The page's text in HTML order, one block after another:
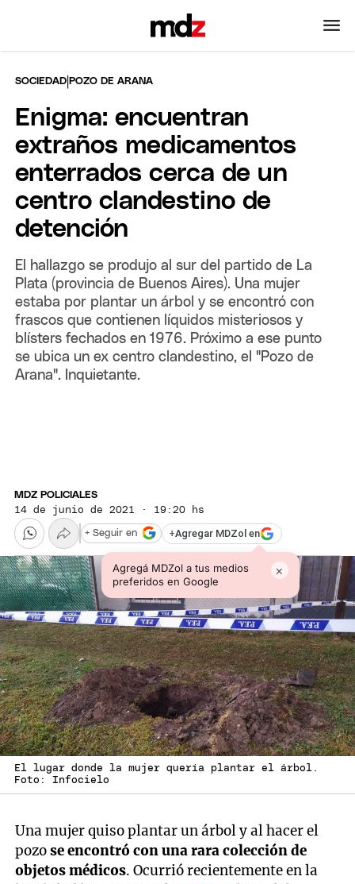
SOCIEDAD |POZO DE ARANA
Enigma: encuentran
extraños medicamentos
enterrados cerca de un
centro clandestino de
detención
El hallazgo se produjo al sur del partido de La
Plata (provincia de Buenos Aires). Una mujer
estaba por plantar un árbol y se encontró con
frascos que contienen líquidos misteriosos y
blísters fechados en 1976. Próximo a ese punto
se ubica un ex centro clandestino, el "Pozo de
Arana". Inquietante.
MDZ POLICIALES
14 de junio de 2021 · 19:20 hs
+Agregar MDZol en
Agregá MDZol a tus medios
preferidos en Google
×
+ Seguir en
El lugar donde la mujer quería plantar el árbol.
Foto: Infocielo
Una mujer quiso plantar un árbol y al hacer el
pozose encontró con una rara colección de
objetos médicos. Ocurrió recientemente en la